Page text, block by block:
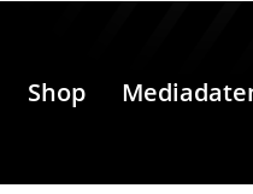
Shop